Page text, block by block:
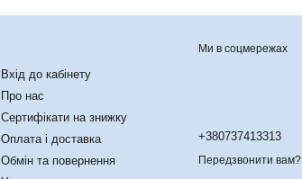
Вхід до кабінету
Про нас
Сертифікати на знижку
Оплата і доставка
Обмін та повернення
Ми в соцмережах
+380737413313
Передзвонити вам?